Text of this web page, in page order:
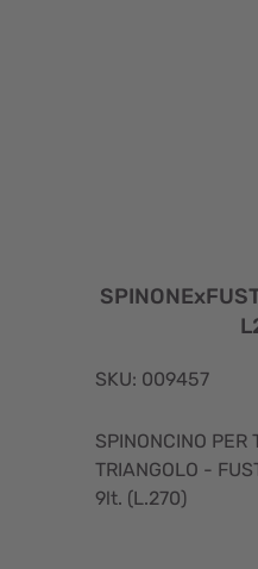
SKU: 009457
SPINONCINO PER
TRIANGOLO -
9lt. (L.270)